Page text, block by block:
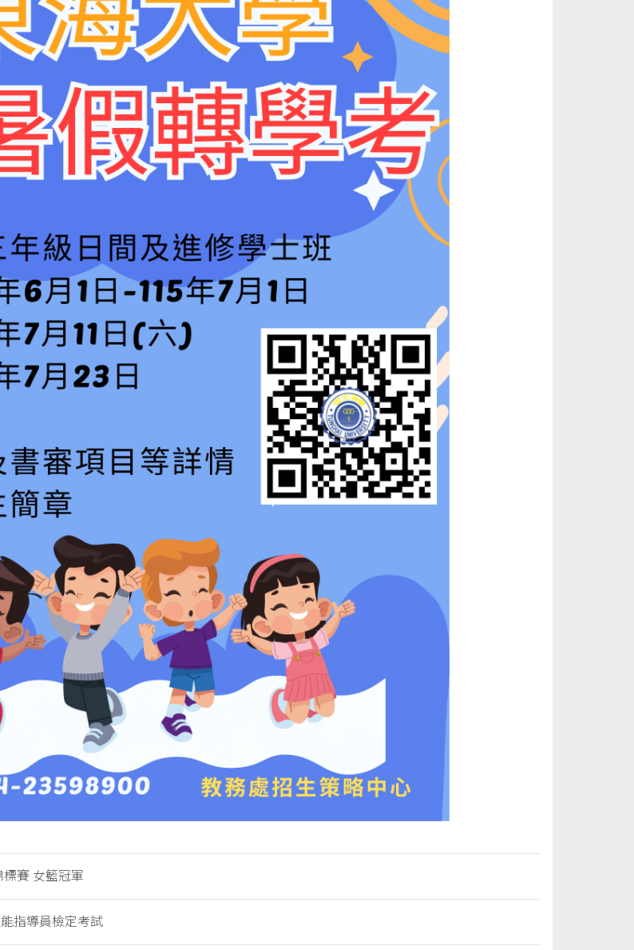
賽 女籃冠軍
指導員檢定考試